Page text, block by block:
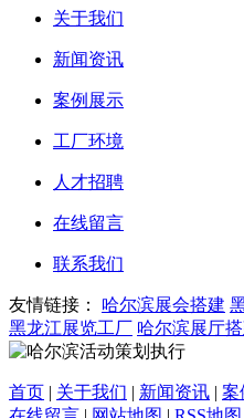
关于我们
新闻资讯
案例展示
工厂环境
人才招聘
在线留言
联系我们
友情链接： 哈尔滨展会搭建
黑龙江展览工厂 哈尔滨展厅
首页 | 关于我们 | 新闻资讯 | 案